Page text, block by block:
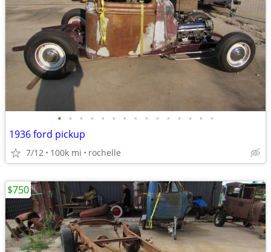
• • • • • • • • • • • • • • •
1936 ford pickup
7/12 100k mi rochelle
$750